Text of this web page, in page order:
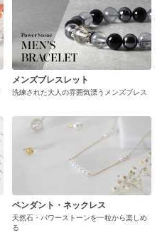
メンズブレスレット
洗練された大人の雰囲気漂うメンズブレス
ペンダント・ネックレス
天然石・パワーストーンを一粒から楽しめ
る